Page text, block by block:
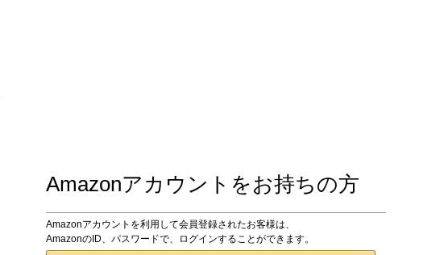
Amazonアカウントをお持ちの方
Amazonアカウントを利用して会員登録されたお客様は、
AmazonのID、パスワードで、ログインすることができます。